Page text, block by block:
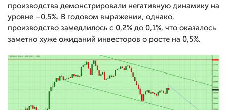
производства демонстрировали негативную динамику на
уровне –0,5%. В годовом выражении, однако,
производство замедлилось с 0,2% до 0,1%, что оказалось
заметно хуже ожиданий инвесторов о росте на 0,5%.